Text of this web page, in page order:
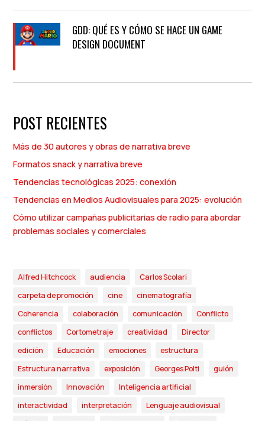
GDD: QUÉ ES Y CÓMO SE HACE UN GAME
DESIGN DOCUMENT
POST RECIENTES
Más de 30 autores y obras de narrativa breve
Formatos snack y narrativa breve
Tendencias tecnológicas 2025: conexión
Tendencias en Medios Audiovisuales para 2025: evolución
Cómo utilizar campañas publicitarias de radio para abordar
problemas sociales y comerciales
Alfred Hitchcock audiencia
Carlos Scolari
carpeta de promoción
cine
cinematografía
Coherencia
colaboración comunicación
Conflicto
conflictos
Cortometraje creatividad
Director
edición
Educación emociones
estructura
Estructura narrativa
exposición Georges Polti
guión
inmersión
Innovación
Inteligencia artificial
interactividad
interpretación
Lenguaje audiovisual